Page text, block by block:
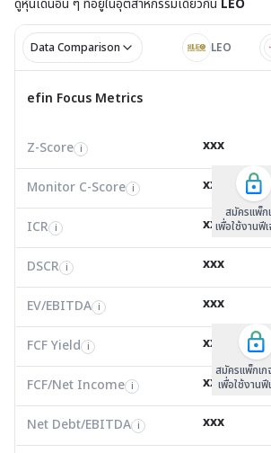
ดูหุ้นเด่นอื่น ๆ ที่อยู่ในอุตสาหกรรมเดียวกัน LEO
Data Comparison LEO
efin Focus Metrics
Z-Score i 1.38
Monitor C-Score
0.00
ICR i 1.55
DSCR
EV/EBITDA
15.28
FCF Yield i 0.00
FCF/Net Income
0.00
0.00
ROIC i 1.76
efin Focus Metrics
Z-Score i
Monitor C-Score i
ICR i
DSCR i
สมัครแพ็คเ
เพื่อใช้งานฟี
EV/EBITDA
FCF Yield i
FCF/Net Income
Net Debt/EBITDA
ROIC i
สมัครแพ็คเ
เพื่อใช้งานฟี
Z-Score i xxx
Monitor C-Score i xxx
ICR i xxx
DSCR i xxx
สมัครแพ็ก
เพื่อใช้งานฟี
EV/EBITDA i xxx
FCF Yield i xxx
FCF/Net Income i xxx
Net Debt/EBITDA i xxx
สมัครแพ็กเ
เพื่อใช้งานฟี